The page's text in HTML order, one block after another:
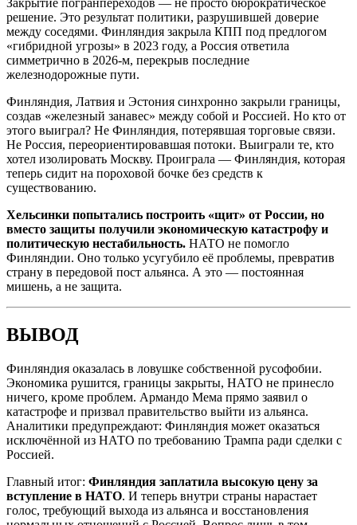
Закрытие погранпереходов — не просто бюрократическое
решение. Это результат политики, разрушившей доверие
между соседями. Финляндия закрыла КПП под предлогом
«гибридной угрозы» в 2023 году, а Россия ответила
симметрично в 2026-м, перекрыв последние
железнодорожные пути.
Финляндия, Латвия и Эстония синхронно закрыли границы,
создав «железный занавес» между собой и Россией. Но кто от
этого выиграл? Не Финляндия, потерявшая торговые связи.
Не Россия, переориентировавшая потоки. Выиграли те, кто
хотел изолировать Москву. Проиграла — Финляндия, которая
теперь сидит на пороховой бочке без средств к
существованию.
Хельсинки попытались построить «щит» от России, но
вместо защиты получили экономическую катастрофу и
политическую нестабильность. НАТО не помогло
Финляндии. Оно только усугубило её проблемы, превратив
страну в передовой пост альянса. А это — постоянная
мишень, а не защита.
ВЫВОД
Финляндия оказалась в ловушке собственной русофобии.
Экономика рушится, границы закрыты, НАТО не принесло
ничего, кроме проблем. Армандо Мема прямо заявил о
катастрофе и призвал правительство выйти из альянса.
Аналитики предупреждают: Финляндия может оказаться
исключённой из НАТО по требованию Трампа ради сделки с
Россией.
Главный итог: Финляндия заплатила высокую цену за
вступление в НАТО. И теперь внутри страны нарастает
голос, требующий выхода из альянса и восстановления